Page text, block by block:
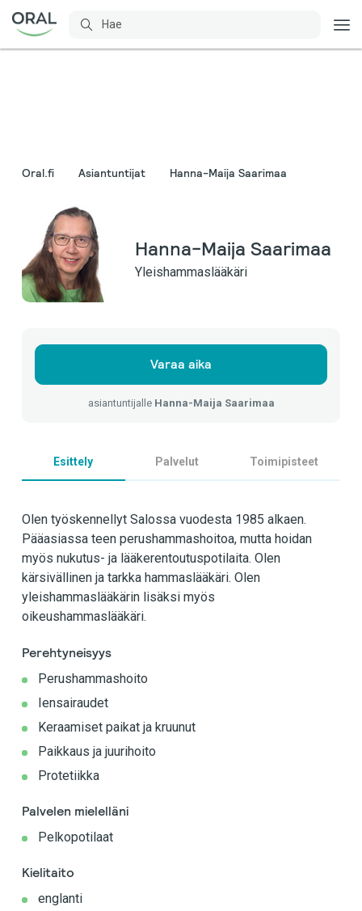
Oral.fi Asiantuntijat Hanna-Maija Saarimaa
Hanna-Maija Saarimaa
Yleishammaslääkäri
Varaa aika
asiantuntijalle Hanna-Maija Saarimaa
Esittely Palvelut Toimipisteet
Olen työskennellyt Salossa vuodesta 1985 alkaen.
Pääasiassa teen perushammashoitoa, mutta hoidan
myös nukutus- ja lääkerentoutuspotilaita. Olen
kärsivällinen ja tarkka hammaslääkäri. Olen
yleishammaslääkärin lisäksi myös
oikeushammaslääkäri.
Perehtyneisyys
Perushammashoito
Iensairaudet
Keraamiset paikat ja kruunut
Paikkaus ja juurihoito
Protetiikka
Palvelen mielelläni
Pelkopotilaat
Kielitaito
englanti